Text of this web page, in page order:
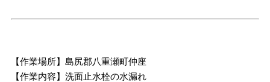
【作業場所】島尻郡八重瀬町仲座
【作業内容】洗面止水栓の水漏れ